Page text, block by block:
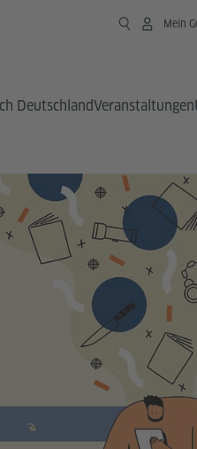
Mein
DeutschlandVeranstaltungen